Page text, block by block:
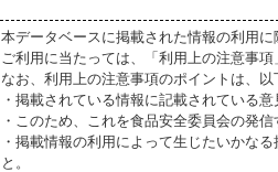
本データベースに掲載された情報の利用
ご利用に当たっては、「利用上の注意事
なお、利用上の注意事項のポイントは、以
・掲載されている情報に記載されている
・このため、これを食品安全委員会の発
・掲載情報の利用によって生じたいかな
と。